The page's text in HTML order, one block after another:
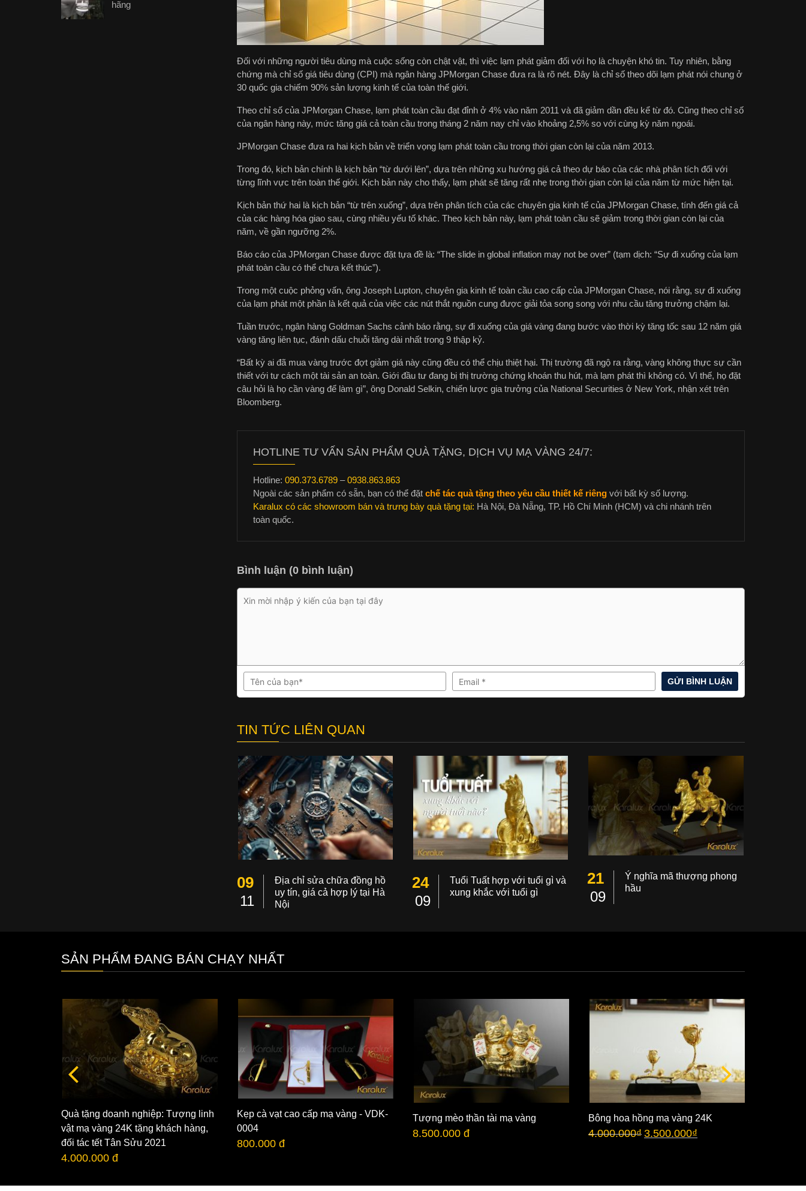
Đối với những người tiêu dùng mà cuộc sống còn chật vật, thì việc lạm phát giảm đối với họ là chuyện khó tin. Tuy nhiên, bằng
chứng mà chỉ số giá tiêu dùng (CPI) mà ngân hàng JPMorgan Chase đưa ra là rõ nét. Đây là chỉ số theo dõi lạm phát nói chung ở
30 quốc gia chiếm 90% sản lượng kinh tế của toàn thế giới.
Theo chỉ số của JPMorgan Chase, lạm phát toàn cầu đạt đỉnh ở 4% vào năm 2011 và đã giảm dần đều kể từ đó. Cũng theo chỉ số
của ngân hàng này, mức tăng giá cả toàn cầu trong tháng 2 năm nay chỉ vào khoảng 2,5% so với cùng kỳ năm ngoái.
JPMorgan Chase đưa ra hai kịch bản về triển vọng lạm phát toàn cầu trong thời gian còn lại của năm 2013.
Trong đó, kịch bản chính là kịch bản “từ dưới lên”, dựa trên những xu hướng giá cả theo dự báo của các nhà phân tích đối với
từng lĩnh vực trên toàn thế giới. Kịch bản này cho thấy, lạm phát sẽ tăng rất nhẹ trong thời gian còn lại của năm từ mức hiện tại.
Kịch bản thứ hai là kịch bản “từ trên xuống”, dựa trên phân tích của các chuyên gia kinh tế của JPMorgan Chase, tính đến giá cả
của các hàng hóa giao sau, cùng nhiều yếu tố khác. Theo kịch bản này, lạm phát toàn cầu sẽ giảm trong thời gian còn lại của
năm, về gần ngưỡng 2%.
Báo cáo của JPMorgan Chase được đặt tựa đề là: “The slide in global inflation may not be over” (tạm dịch: “Sự đi xuống của lạm
phát toàn cầu có thể chưa kết thúc”).
Trong một cuộc phỏng vấn, ông Joseph Lupton, chuyên gia kinh tế toàn cầu cao cấp của JPMorgan Chase, nói rằng, sự đi xuống
của lạm phát một phần là kết quả của việc các nút thắt nguồn cung được giải tỏa song song với nhu cầu tăng trưởng chậm lại.
Tuần trước, ngân hàng Goldman Sachs cảnh báo rằng, sự đi xuống của giá vàng đang bước vào thời kỳ tăng tốc sau 12 năm giá
vàng tăng liên tục, đánh dấu chuỗi tăng dài nhất trong 9 thập kỷ.
“Bất kỳ ai đã mua vàng trước đợt giảm giá này cũng đều có thể chịu thiệt hại. Thị trường đã ngộ ra rằng, vàng không thực sự cần
thiết với tư cách một tài sản an toàn. Giới đầu tư đang bị thị trường chứng khoán thu hút, mà lạm phát thì không có. Vì thế, họ đặt
câu hỏi là họ cần vàng để làm gì”, ông Donald Selkin, chiến lược gia trưởng của National Securities ở New York, nhận xét trên
Bloomberg.
HOTLINE TƯ VẤN SẢN PHẨM QUÀ TẶNG, DỊCH VỤ MẠ VÀNG 24/7:
Hotline: 090.373.6789–0938.863.863
Ngoài các sản phẩm có sẵn, bạn có thể đặt chế tác quà tặng theo yêu cầu thiết kế riêngvới bất kỳ số lượng.
Karalux có các showroom bán và trưng bày quà tặng tại: Hà Nội, Đà Nẵng, TP. Hồ Chí Minh (HCM) và chi nhánh trên
toàn quốc.
Bình luận (0 bình luận)
TIN TỨC LIÊN QUAN
09
11
Địa chỉ sửa chữa đồng hồ
uy tín, giá cả hợp lý tại Hà
Nội
24
09
Tuổi Tuất hợp với tuổi gì và
xung khắc với tuổi gì
21
09
Ý nghĩa mã thượng phong
hầu
hãng
SẢN PHẨM ĐANG BÁN CHẠY NHẤT
Quà tặng doanh nghiệp: Tượng linh
vật mạ vàng 24K tặng khách hàng,
đối tác tết Tân Sửu 2021
4.000.000 đ
Kẹp cà vạt cao cấp mạ vàng - VDK-
0004
800.000 đ
Tượng mèo thần tài mạ vàng
8.500.000 đ
Bông hoa hồng mạ vàng 24K
4.000.000₫ 3.500.000₫